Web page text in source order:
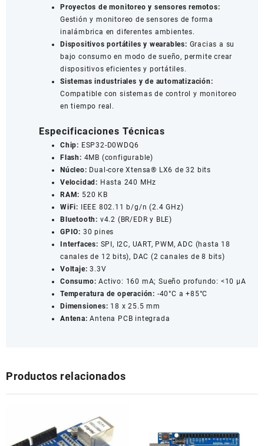
Proyectos de monitoreo y sensores remotos:
Gestión y monitoreo de sensores de forma
inalámbrica en diferentes ambientes.
Dispositivos portátiles y wearables: Gracias a su
bajo consumo en modo de sueño, permite crear
dispositivos eficientes y portátiles.
Sistemas industriales y de automatización:
Compatible con sistemas de control y monitoreo
en tiempo real.
Especificaciones Técnicas
Chip: ESP32-D0WDQ6
Flash: 4MB (configurable)
Núcleo: Dual-core Xtensa® LX6 de 32 bits
Velocidad: Hasta 240 MHz
RAM: 520 KB
WiFi: IEEE 802.11 b/g/n (2.4 GHz)
Bluetooth: v4.2 (BR/EDR y BLE)
GPIO: 30 pines
Interfaces: SPI, I2C, UART, PWM, ADC (hasta 18
canales de 12 bits), DAC (2 canales de 8 bits)
Voltaje: 3.3V
Consumo: Activo: 160 mA; Sueño profundo: <10 µA
Temperatura de operación: -40°C a +85°C
Dimensiones: 18 x 25.5 mm
Antena: Antena PCB integrada
Productos relacionados